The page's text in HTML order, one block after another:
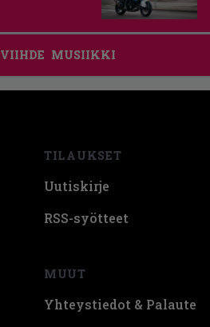
VIIHDE MUSIIKKI
TILAUKSET
Uutiskirje
RSS-syötteet
MUUT
Yhteystiedot & Palaute